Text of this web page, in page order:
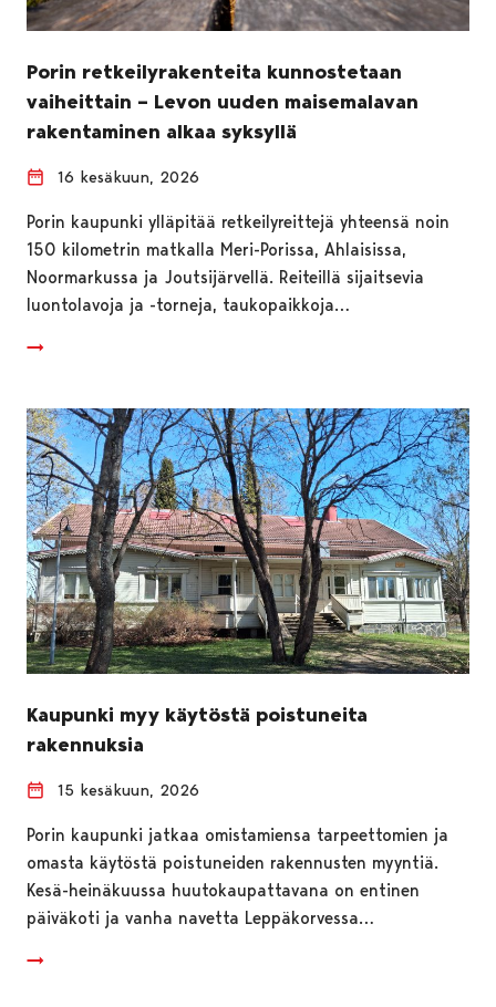
Porin retkeilyrakenteita kunnostetaan
vaiheittain – Levon uuden maisemalavan
rakentaminen alkaa syksyllä
16 kesäkuun, 2026
Porin kaupunki ylläpitää retkeilyreittejä yhteensä noin
150 kilometrin matkalla Meri-Porissa, Ahlaisissa,
Noormarkussa ja Joutsijärvellä. Reiteillä sijaitsevia
luontolavoja ja -torneja, taukopaikkoja…
Kaupunki myy käytöstä poistuneita
rakennuksia
15 kesäkuun, 2026
Porin kaupunki jatkaa omistamiensa tarpeettomien ja
omasta käytöstä poistuneiden rakennusten myyntiä.
Kesä-heinäkuussa huutokaupattavana on entinen
päiväkoti ja vanha navetta Leppäkorvessa…